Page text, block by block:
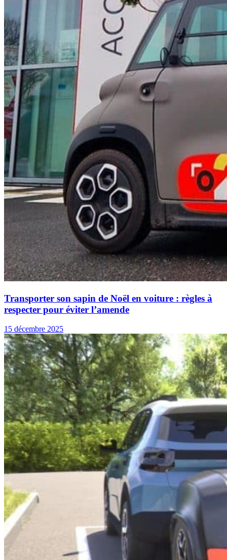
Transporter son sapin de Noël en voiture : règles à
respecter pour éviter l’amende
15 décembre 2025